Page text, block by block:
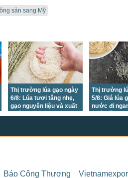
sản sang Mỹ
Thị trường lúa gạo ngày
6/8: Lúa tươi tăng nhẹ,
gạo nguyên liệu và xuất
Thị trường
5/8: Giá lúa
nước đi
Báo Công Thương